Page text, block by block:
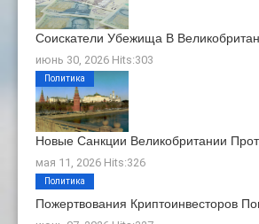
Соискатели Убежища В
июнь 30, 2026 Hits:303
Новые Санкции Великобритании
мая 11, 2026 Hits:326
Политика
Пожертвования Криптоинвесторов
Политика